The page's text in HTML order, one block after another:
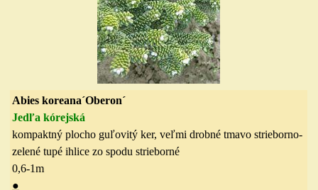
Abies koreana´Oberon´
Jedľa kórejská
kompaktný plocho guľovitý ker, veľmi drobné tmavo strieborno-
zelené tupé ihlice zo spodu strieborné
0,6-1m
●